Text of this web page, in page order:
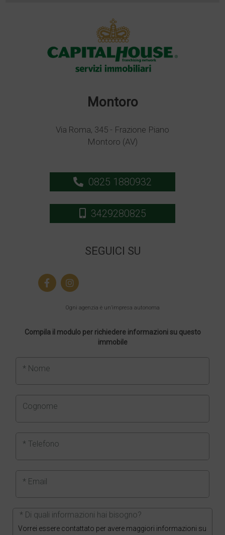
Montoro
Via Roma, 345 - Frazione Piano
Montoro (AV)
0825 1880932
3429280825
SEGUICI SU
Ogni agenzia è un’impresa autonoma
Compila il modulo per richiedere informazioni su questo
immobile
* Nome
Cognome
* Telefono
* Email
* Di quali informazioni hai bisogno?